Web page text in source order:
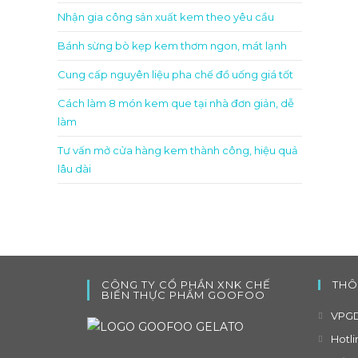
Nhận gia công sản xuất kem theo yêu cầu
Bánh sừng bò kẹp kem thơm ngon, mát lạnh
Cung cấp nguyên liệu pha chế đồ uống giá tốt
Cách làm 8 món kem que tại nhà đơn giản, dễ
làm
Tư vấn mở cửa hàng kem thành công, hiệu quả
lâu dài
CÔNG TY CỔ PHẦN XNK CHẾ
BIẾN THỰC PHẨM GOOFOO